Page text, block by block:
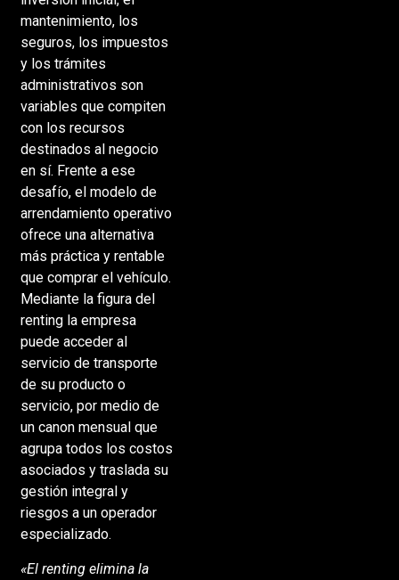
mantenimiento, los
seguros, los impuestos
y los trámites
administrativos son
variables que compiten
con los recursos
destinados al negocio
en sí. Frente a ese
desafío, el modelo de
arrendamiento operativo
ofrece una alternativa
más práctica y rentable
que comprar el vehículo.
Mediante la figura del
renting la empresa
puede acceder al
servicio de transporte
de su producto o
servicio, por medio de
un canon mensual que
agrupa todos los costos
asociados y traslada su
gestión integral y
riesgos a un operador
especializado.
«El renting elimina la